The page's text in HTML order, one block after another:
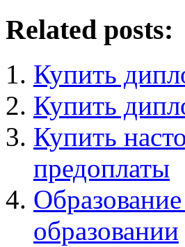
Related posts:
Купить
Купить
Купить
предоплаты
образовании